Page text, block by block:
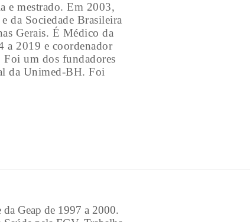
e mestrado. Em 2003,
da Sociedade Brasileira
Gerais. É Médico da
a 2019 e coordenador
um dos fundadores
da Unimed-BH. Foi
Geap de 1997 a 2000.